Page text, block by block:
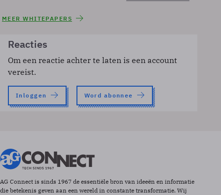
MEER WHITEPAPERS
Reacties
Om een reactie achter te laten is een account
vereist.
Inloggen Word abonnee
AG Connect is sinds 1967 de essentiële bron van ideeën en informatie
die betekenis geven aan een wereld in constante transformatie. Wij